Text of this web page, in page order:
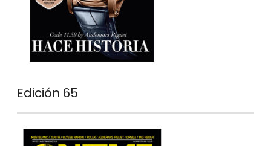
Edición 65